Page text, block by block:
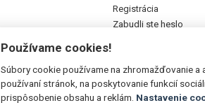
Registrácia
Zabudli ste heslo
Používame cookies!
Súbory cookie používame na zhromažďovanie a
používaní stránok, na poskytovanie funkcií
prispôsobenie obsahu a reklám. Nastavenie